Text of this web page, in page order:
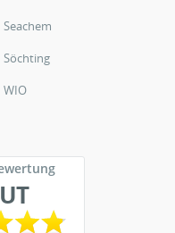
Seachem
Söchting
WIO